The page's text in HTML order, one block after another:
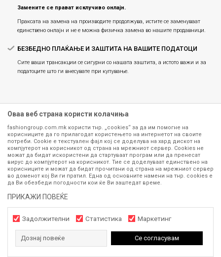
Замените се прават исклучиво онлајн.
Праксата на замена на производите продолжува, истите се заменуваат
единствено онлајн и не е можна физичка замена во нашите продавници.
БЕЗБЕДНО ПЛАЌАЊЕ И ЗАШТИТА НА ВАШИТЕ ПОДАТОЦИ
Сите ваши трансакции се сигурни со нашата заштита, а истото важи и за
податоците што ги внесувате при купување.
Сите информации околу производите кои се изложени на нашата
онлајн продавница се стремиме да бидат конкретни, точни и прецизни,
меѓутоа не можеме да гарантираме дека се без ниту една грешка или
пак дека сите производи во моментот се достапни на залиха.
Фотографиите се најверодостојниот приказ на производот. Доколку
контактирајте не на телефонскиот број 071 297 676, 070 275 363
понеделник до петок(08-16ч) и сабота (10-15ч)
©2026 www.fashiongroup.com.mk , Изработено одNB SOFT
Оваа веб страна користи колачиња
fashiongroup.com.mk користи тнр. „cookies“ за да им помогне на
корисниците да го прилагодат користењето на интернетот на своите
потреби. Cookie е текстуален фајл кој се доделува на хард дискот на
компјутерот на корисникот од страна на мрежниот сервер. Cookies не
можат да бидат искористени да стартуваат програм или да пренесат
вирус до компјутерот на корисникот. Тие се доделуваат единствено на
корисниците и можат да бидат прочитани од страна на мрежниот сервер
во доменот кој Ви ги пратил. Една од основните намени на тнр. сookies е
да Ви обезбеди погодности кои ќе Ви заштедат време.
ПРИКАЖИ ПОВЕЌЕ
Задолжителни Статистика Маркетинг
Дознај повеќе Се согласувам